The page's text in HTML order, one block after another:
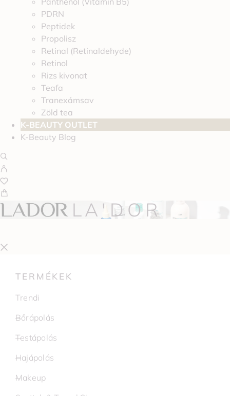
PDRN
Peptidek
Propolisz
Retinal (Retinaldehyde)
Retinol
Rizs kivonat
Teafa
Tranexámsav
Zöld tea
K-BEAUTY OUTLET
K-Beauty Blog
LA'DOR
TERMÉKEK
Trendi
Bőrápolás
Testápolás
Hajápolás
Makeup